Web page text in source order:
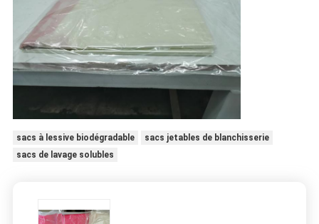
sacs à lessive biodégradable
sacs jetables de blanchisserie
sacs de lavage solubles